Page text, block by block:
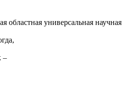
областная универсальная научная
–